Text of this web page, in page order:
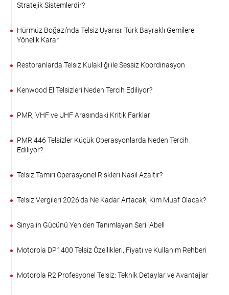
Stratejik Sistemlerdir?
Hürmüz Boğazı’nda Telsiz Uyarısı: Türk Bayraklı Gemilere
Yönelik Karar
Restoranlarda Telsiz Kulaklığı ile Sessiz Koordinasyon
Kenwood El Telsizleri Neden Tercih Ediliyor?
PMR, VHF ve UHF Arasındaki Kritik Farklar
PMR 446 Telsizler Küçük Operasyonlarda Neden Tercih
Ediliyor?
Telsiz Tamiri Operasyonel Riskleri Nasıl Azaltır?
Telsiz Vergileri 2026’da Ne Kadar Artacak, Kim Muaf Olacak?
Sinyalin Gücünü Yeniden Tanımlayan Seri: Abell
Motorola DP1400 Telsiz Özellikleri, Fiyatı ve Kullanım Rehberi
Motorola R2 Profesyonel Telsiz: Teknik Detaylar ve Avantajlar